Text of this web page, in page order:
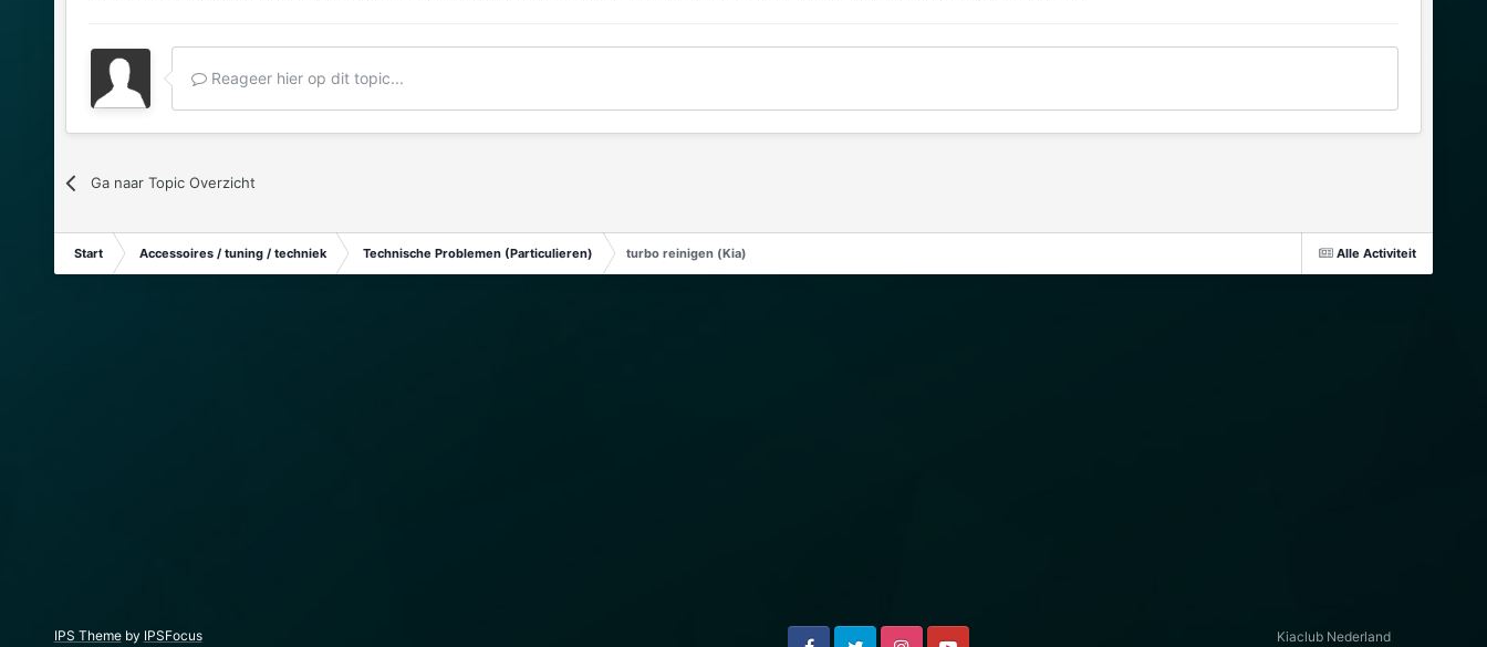
Reageer hier op dit topic...
Ga naar Topic Overzicht
Alle Activiteit
Start Accessoires / tuning / techniek Technische Problemen (Particulieren) turbo reinigen (Kia)
IPS Themeby IPSFocus Kiaclub Nederland